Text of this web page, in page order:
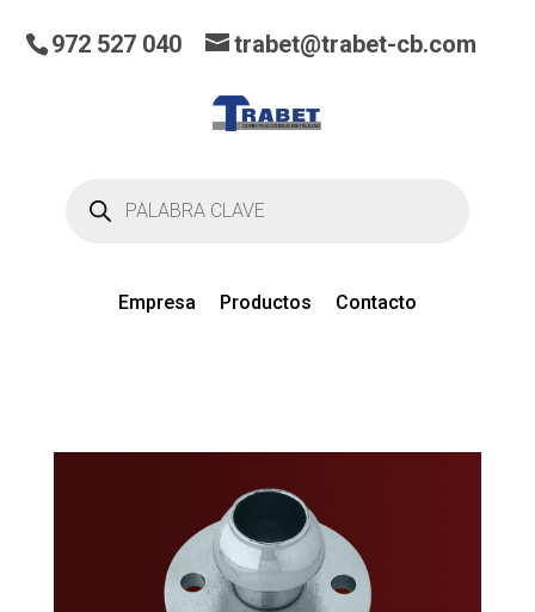
productos
Empresa Productos Contacto
972 527 040 trabet@trabet-cb.com